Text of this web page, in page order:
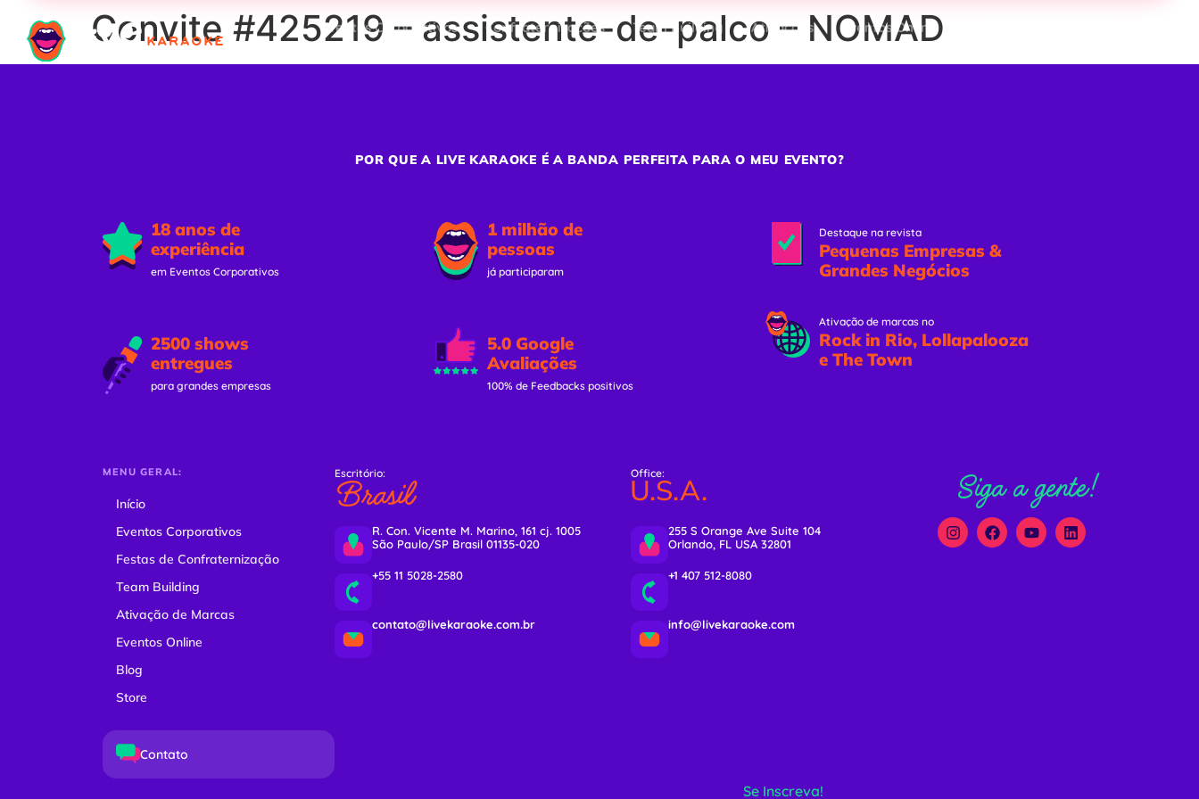
Eventos Corporativos Confraternizações Team Building Ativações Eventos Online
Convite #425219 – assistente-de-palco – NOMAD
POR QUE A LIVE KARAOKE É A BANDA PERFEITA PARA O MEU EVENTO?
18 anos de
experiência
em Eventos Corporativos
2500 shows
entregues
para grandes empresas
1 milhão de
pessoas
já participaram
5.0 Google
Avaliações
100% de Feedbacks positivos
Destaque na revista
Pequenas Empresas &
Grandes Negócios
Ativação de marcas no
Rock in Rio, Lollapalooza
e The Town
MENU GERAL:
Início
Eventos Corporativos
Festas de Confraternização
Team Building
Ativação de Marcas
Eventos Online
Blog
Store
Contato
Escritório:
Brasil
R. Con. Vicente M. Marino, 161 cj. 1005
São Paulo/SP Brasil 01135-020
+55 11 5028-2580
contato@livekaraoke.com.br
Office:
U.S.A.
255 S Orange Ave Suite 104
Orlando, FL USA 32801
+1 407 512-8080
info@livekaraoke.com
Siga a gente!
Se Inscreva!